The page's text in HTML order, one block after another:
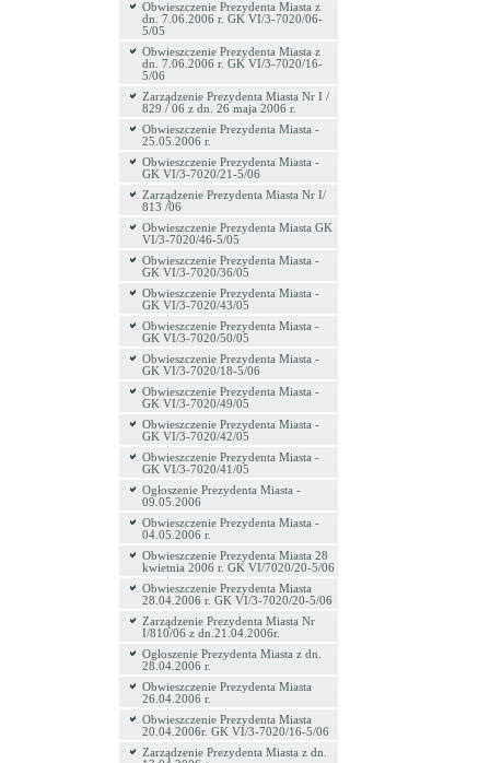
Obwieszczenie Prezydenta Miasta z
dn. 7.06.2006 r. GK VI/3-7020/06-
5/05
Obwieszczenie Prezydenta Miasta z
dn. 7.06.2006 r. GK VI/3-7020/16-
5/06
Zarządzenie Prezydenta Miasta Nr I /
829 / 06 z dn. 26 maja 2006 r.
Obwieszczenie Prezydenta Miasta -
25.05.2006 r.
Obwieszczenie Prezydenta Miasta -
GK VI/3-7020/21-5/06
Zarządzenie Prezydenta Miasta Nr I/
813 /06
Obwieszczenie Prezydenta Miasta GK
VI/3-7020/46-5/05
Obwieszczenie Prezydenta Miasta -
GK VI/3-7020/36/05
Obwieszczenie Prezydenta Miasta -
GK VI/3-7020/43/05
Obwieszczenie Prezydenta Miasta -
GK VI/3-7020/50/05
Obwieszczenie Prezydenta Miasta -
GK VI/3-7020/18-5/06
Obwieszczenie Prezydenta Miasta -
GK VI/3-7020/49/05
Obwieszczenie Prezydenta Miasta -
GK VI/3-7020/42/05
Obwieszczenie Prezydenta Miasta -
GK VI/3-7020/41/05
Ogłoszenie Prezydenta Miasta -
09.05.2006
Obwieszczenie Prezydenta Miasta -
04.05.2006 r.
Obwieszczenie Prezydenta Miasta 28
kwietnia 2006 r. GK VI/7020/20-5/06
Obwieszczenie Prezydenta Miasta
28.04.2006 r. GK VI/3-7020/20-5/06
Zarządzenie Prezydenta Miasta Nr
I/810/06 z dn.21.04.2006r.
Ogłoszenie Prezydenta Miasta z dn.
28.04.2006 r.
Obwieszczenie Prezydenta Miasta
26.04.2006 r.
Obwieszczenie Prezydenta Miasta
20.04.2006r. GK VI/3-7020/16-5/06
Zarządzenie Prezydenta Miasta z dn.